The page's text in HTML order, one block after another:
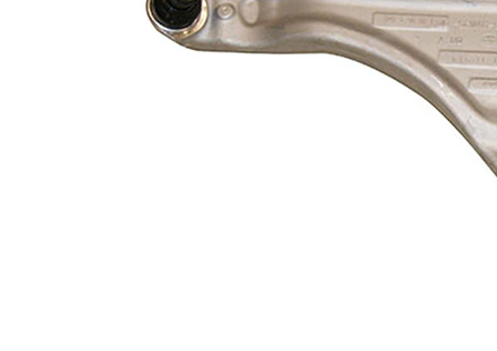
transversal
Article
complémentaire/Info
avec
graisse
synthétique